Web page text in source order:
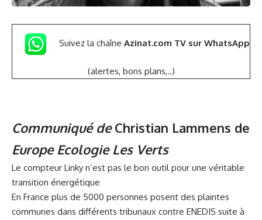
Suivez la chaîne Azinat.com TV sur WhatsApp
(alertes, bons plans,..)
Communiqué deChristian Lammens de
Europe Ecologie Les Verts
Le compteur Linky n’est pas le bon outil pour une véritable
transition énergétique
En France plus de 5000 personnes posent des plaintes
communes dans différents tribunaux contre ENEDIS suite à